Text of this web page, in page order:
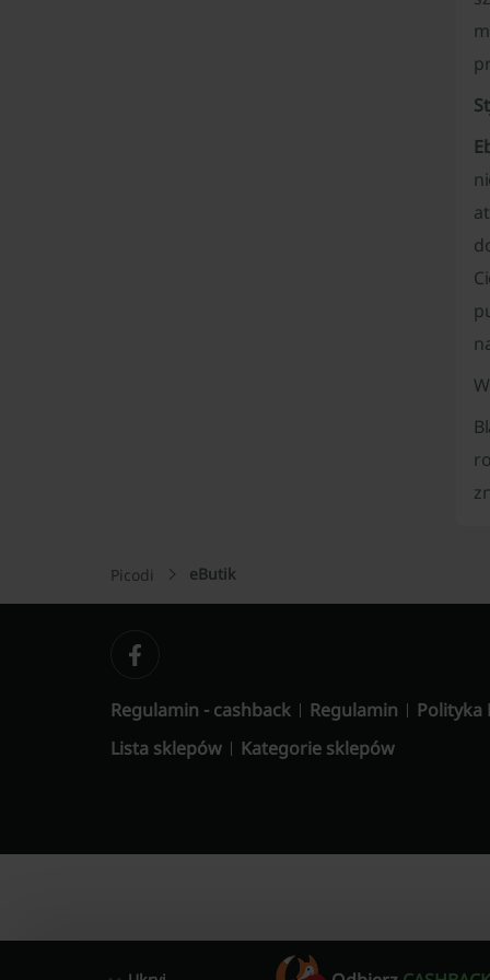
Picodi eButik
Regulamin - cashback Regulamin
Polityka
Lista sklepów
Kategorie sklepów